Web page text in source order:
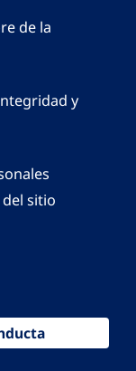
de la
y
sitio